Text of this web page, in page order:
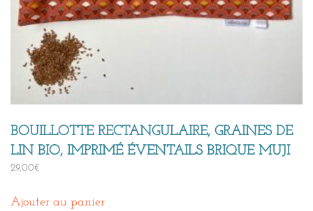
BOUILLOTTE RECTANGULAIRE, GRAINES DE
LIN BIO, IMPRIMÉ ÉVENTAILS BRIQUE MUJI
29,00€
Ajouter au panier